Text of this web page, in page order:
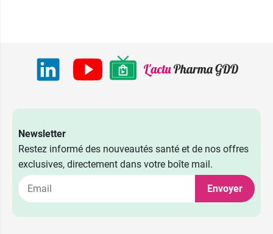
Newsletter
Restez informé des nouveautés santé et de nos offres
exclusives, directement dans votre boîte mail.
Envoyer